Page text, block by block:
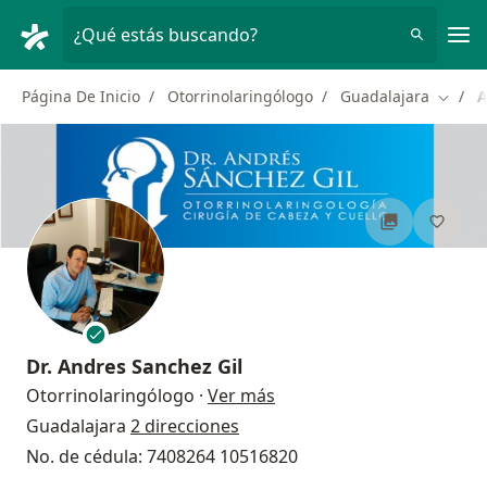
¿Qué estás buscando?
Página De Inicio Otorrinolaringólogo Guadalajara
Dr. Andres Sanchez Gil
Otorrinolaringólogo · Ver más
Guadalajara 2 direcciones
No. de cédula: 7408264 10516820